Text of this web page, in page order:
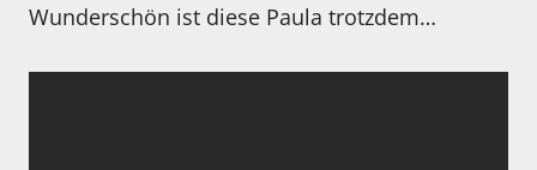
Wunderschön ist diese Paula trotzdem…